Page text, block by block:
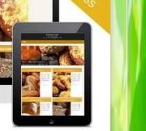
ー
を
ニ
ュ
ブ
を